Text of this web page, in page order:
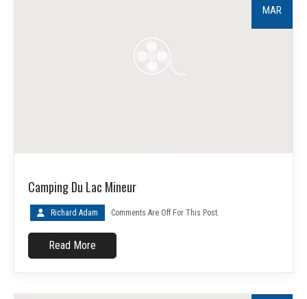
MAR
Camping Du Lac Mineur
Richard Adam Comments Are Off For This Post.
Read More